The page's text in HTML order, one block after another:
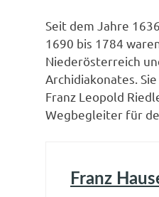
Seit dem Jahre
1690 bis 1784
Niederösterreich
Archidiakonates.
Franz Leopold
Wegbegleiter für
Franz